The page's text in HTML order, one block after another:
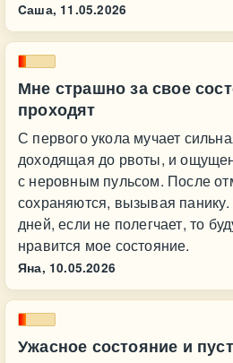
Cаша, 11.05.2026
Мне страшно за свое
проходят
С первого укола мучает
доходящая до рвоты, и
с неровным пульсом. После
сохраняются, вызывая
дней, если не полегчает, то
нравится мое состояние.
Яна, 10.05.2026
Ужасное состояние и